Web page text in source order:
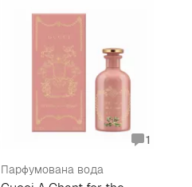
1
Парфумована вода